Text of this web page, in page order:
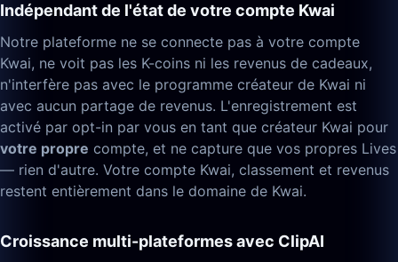
Indépendant de l'état de votre compte Kwai
Notre plateforme ne se connecte pas à votre compte
Kwai, ne voit pas les K-coins ni les revenus de cadeaux,
n'interfère pas avec le programme créateur de Kwai ni
avec aucun partage de revenus. L'enregistrement est
activé par opt-in par vous en tant que créateur Kwai pour
votre propre compte, et ne capture que vos propres Lives
— rien d'autre. Votre compte Kwai, classement et revenus
restent entièrement dans le domaine de Kwai.
Croissance multi-plateformes avec ClipAI